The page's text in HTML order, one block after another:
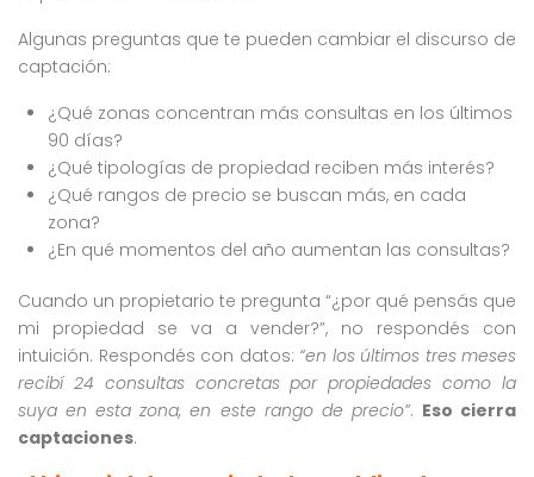
Algunas preguntas que te pueden cambiar el discurso de
captación:
¿Qué zonas concentran más consultas en los últimos
90 días?
¿Qué tipologías de propiedad reciben más interés?
¿Qué rangos de precio se buscan más, en cada
zona?
¿En qué momentos del año aumentan las consultas?
Cuando un propietario te pregunta “¿por qué pensás que
mi propiedad se va a vender?”, no respondés con
intuición. Respondés con datos: “en los últimos tres meses
recibí 24 consultas concretas por propiedades como la
suya en esta zona, en este rango de precio”. Eso cierra
captaciones.